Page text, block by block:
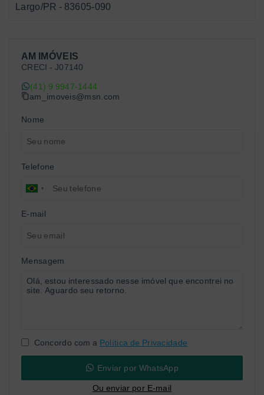
AM IMÓVEIS
CRECI - J07140
(41) 9 9947-1444
am_imoveis@msn.com
Nome
Telefone
E-mail
Mensagem
Concordo com a Política de Privacidade
Enviar por WhatsApp
Ou enviar por E-mail
Largo/PR - 83605-090